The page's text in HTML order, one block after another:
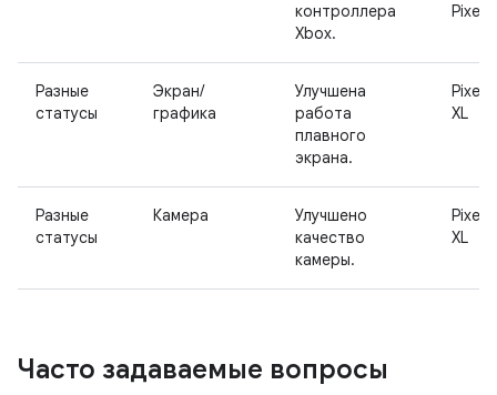
контроллера
Xbox.
Pixel
Разные
статусы
Экран/
графика
Улучшена
работа
плавного
экрана.
Pixel
XL
Разные
статусы
Камера
Улучшено
качество
камеры.
Pixel
XL
Часто задаваемые вопросы